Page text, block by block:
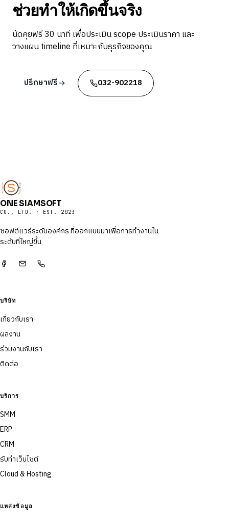
ช่วยทำให้เกิดขึ้นจริง
นัดคุยฟรี 30 นาที เพื่อประเมิน scope ประเมินราคา และ
วางแผน timeline ที่เหมาะกับธุรกิจของคุณ
ปรึกษาฟรี 032-902218
ONE SIAMSOFT
CO., LTD. · EST. 2023
ซอฟต์แวร์ระดับองค์กร ที่ออกแบบมาเพื่อการทำงานใน
ระดับที่ใหญ่ขึ้น
บริษัท
เกี่ยวกับเรา
ผลงาน
ร่วมงานกับเรา
ติดต่อ
บริการ
SMM
ERP
CRM
รับทำเว็บไซต์
Cloud & Hosting
แหล่งข้อมูล